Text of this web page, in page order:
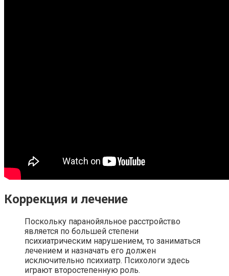
Коррекция и лечение
Поскольку паранойяльное расстройство
является по большей степени
психиатрическим нарушением, то заниматься
лечением и назначать его должен
исключительно психиатр. Психологи здесь
играют второстепенную роль.